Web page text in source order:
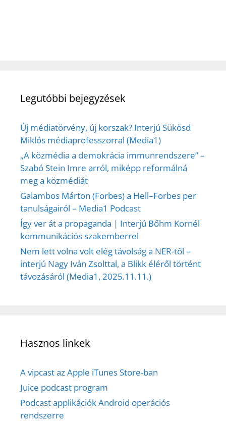
Legutóbbi bejegyzések
Új médiatörvény, új korszak? Interjú Sükösd
Miklós médiaprofesszorral (Media1)
„A közmédia a demokrácia immunrendszere” –
Szabó Stein Imre arról, miképp reformálná
meg a közmédiát
Galambos Márton (Forbes) a Hell–Forbes per
tanulságairól – Media1 Podcast
Így ver át a propaganda | Interjú Bőhm Kornél
kommunikációs szakemberrel
Nem lett volna volt elég távolság a NER-től –
interjú Nagy Iván Zsolttal, a Blikk éléről történt
távozásáról (Media1, 2025.11.11.)
Hasznos linkek
A vipcast az Apple iTunes Store-ban
Juice podcast program
Podcast applikációk Android operációs
rendszerre